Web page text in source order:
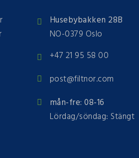
Husebybakken 28B
NO-0379 Oslo
+47 21 95 58 00
post@filtnor.com
mån-fre: 08-16
Lördag/söndag: Stängt